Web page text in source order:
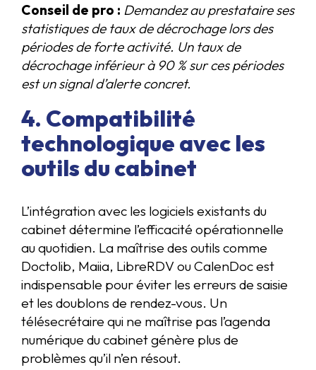
Conseil de pro : Demandez au prestataire ses
statistiques de taux de décrochage lors des
périodes de forte activité. Un taux de
décrochage inférieur à 90 % sur ces périodes
est un signal d’alerte concret.
4. Compatibilité
technologique avec les
outils du cabinet
L’intégration avec les logiciels existants du
cabinet détermine l’efficacité opérationnelle
au quotidien. La maîtrise des outils comme
Doctolib, Maiia, LibreRDV ou CalenDoc est
indispensable pour éviter les erreurs de saisie
et les doublons de rendez-vous. Un
télésecrétaire qui ne maîtrise pas l’agenda
numérique du cabinet génère plus de
problèmes qu’il n’en résout.